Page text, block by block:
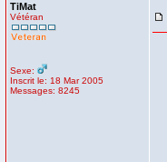
TiMat
Vétéran
Sexe:
Inscrit le: 18 Mar 2005
Messages: 8245